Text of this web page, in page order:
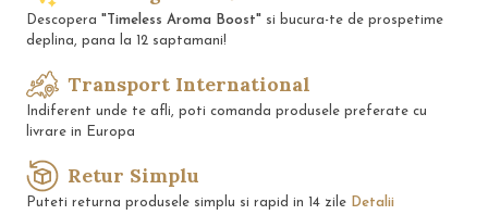
Descopera "Timeless Aroma Boost" si bucura-te de prospetime
deplina, pana la 12 saptamani!
Transport International
Indiferent unde te afli, poti comanda produsele preferate cu
livrare in Europa
Retur Simplu
Puteti returna produsele simplu si rapid in 14 zile Detalii